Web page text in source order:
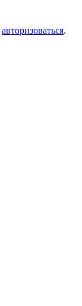
авторизоваться.